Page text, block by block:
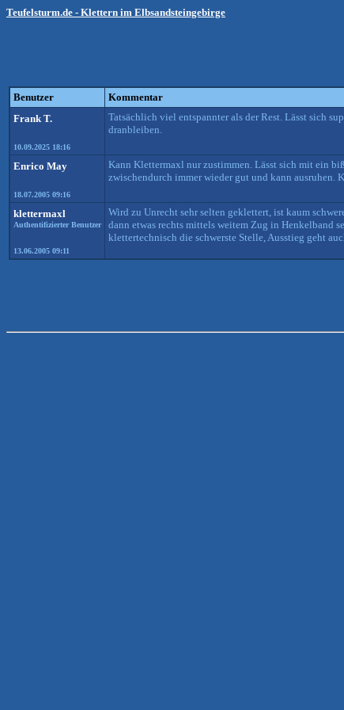
Teufelsturm.de - Klettern im Elbsandsteingebirge
Benutzer Kommentar
Frank T.
10.09.2025 18:16
Tatsächlich viel entspannter als der Rest. Lässt sich
dranbleiben.
Enrico May
18.07.2005 09:16
Kann Klettermaxl nur zustimmen. Lässt sich mit ein
zwischendurch immer wieder gut und kann ausruhen.
klettermaxl
Authentifizierter Benutzer
13.06.2005 09:11
Wird zu Unrecht sehr selten geklettert, ist kaum
dann etwas rechts mittels weitem Zug in Henkelband
klettertechnisch die schwerste Stelle, Ausstieg geht